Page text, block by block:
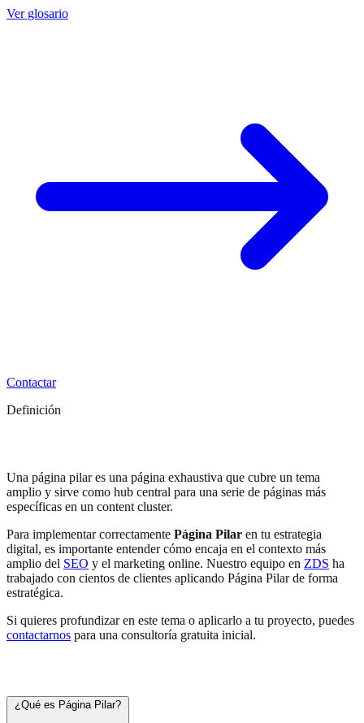
Ver glosario
Contactar
Definición
Una página pilar es una página exhaustiva que cubre un tema
amplio y sirve como hub central para una serie de páginas más
específicas en un content cluster.
Para implementar correctamente Página Pilar en tu estrategia
digital, es importante entender cómo encaja en el contexto más
amplio del SEO y el marketing online. Nuestro equipo en ZDS ha
trabajado con cientos de clientes aplicando Página Pilar de forma
estratégica.
Si quieres profundizar en este tema o aplicarlo a tu proyecto, puedes
contactarnos para una consultoría gratuita inicial.
¿Qué es Página Pilar?